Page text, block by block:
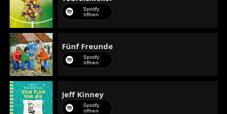
Spotify
öffnen
Fünf Freunde
Spotify
öffnen
Jeff Kinney
Spotify
öffnen